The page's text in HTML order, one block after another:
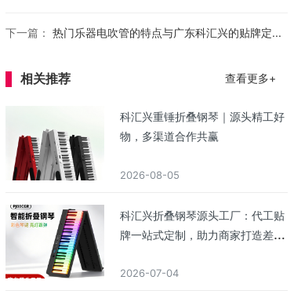
下一篇： 热门乐器电吹管的特点与广东科汇兴的贴牌定...
科汇兴重锤折叠钢琴｜源头精工好
物，多渠道合作共赢
2026-08-05
科汇兴折叠钢琴源头工厂：代工贴
牌一站式定制，助力商家打造差异
2026-07-04
相关推荐 查看更多+